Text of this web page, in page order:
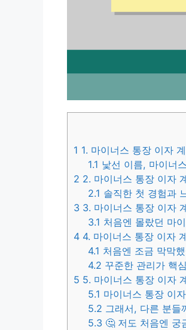
1 1. 마이너스 통장 이자
1.1 낯선 이름, 마이너
2 2. 마이너스 통장 이자
2.1 솔직한 첫 경험과
3 3. 마이너스 통장 이자
3.1 처음엔 몰랐던 마
4 4. 마이너스 통장 이자
4.1 처음엔 조금 막막
4.2 꾸준한 관리가 핵
5 5. 마이너스 통장 이자
5.1 마이너스 통장 이
5.2 그래서, 다른 분들
5.3 🤔 저도 처음엔 궁